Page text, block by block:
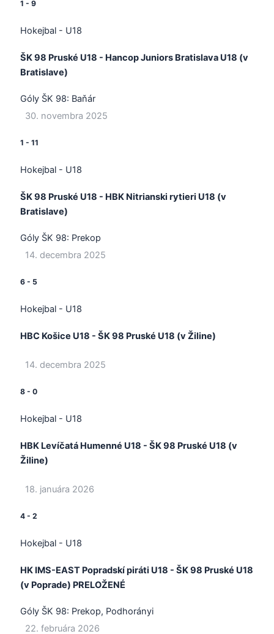
1 -9
Hokejbal - U18
ŠK 98 Pruské U18 - Hancop Juniors Bratislava U18 (v
Bratislave)
Góly ŠK 98: Baňár
30. novembra 2025
1 -11
Hokejbal - U18
ŠK 98 Pruské U18 - HBK Nitrianski rytieri U18 (v
Bratislave)
Góly ŠK 98: Prekop
14. decembra 2025
6 - 5
Hokejbal - U18
HBC Košice U18 - ŠK 98 Pruské U18 (v Žiline)
14. decembra 2025
8 -0
Hokejbal - U18
HBK Levíčatá Humenné U18 - ŠK 98 Pruské U18 (v
Žiline)
18. januára 2026
4 -2
Hokejbal - U18
HK IMS-EAST Popradskí piráti U18 - ŠK 98 Pruské U18
(v Poprade) PRELOŽENÉ
Góly ŠK 98: Prekop, Podhorányi
22. februára 2026